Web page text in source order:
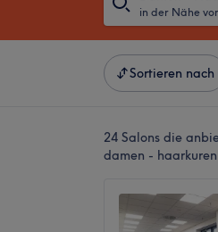
Sortieren nach
24 Salons die
damen -